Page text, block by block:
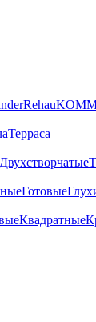
Rehau
Терраса
Двухстворчатые
Готовые
Квадратные